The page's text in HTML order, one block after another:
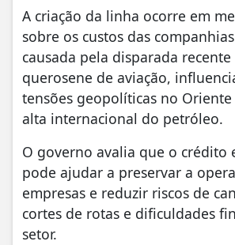
A criação da linha ocorre em
sobre os custos das
causada pela disparada
querosene de aviação,
tensões geopolíticas no
alta internacional do petróleo.
O governo avalia que o crédito
pode ajudar a preservar a
empresas e reduzir riscos de
cortes de rotas e dificuldades
setor.